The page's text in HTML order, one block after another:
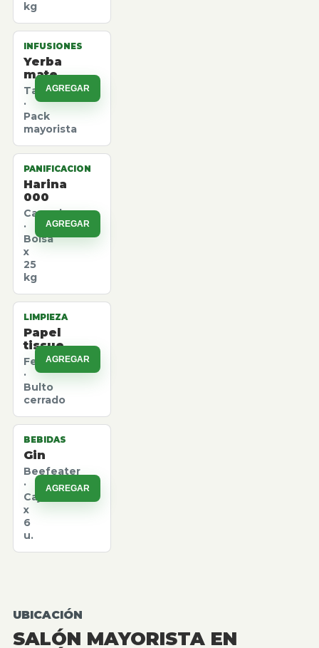
kg
INFUSIONES
Yerba
mate
Taragui
·
Pack
mayorista
AGREGAR
PANIFICACION
Harina
000
Canuelas
·
Bolsa
x
25
kg
AGREGAR
LIMPIEZA
Papel
tissue
Felpita
·
Bulto
cerrado
AGREGAR
BEBIDAS
Gin
Beefeater
·
Caja
x
6
u.
AGREGAR
UBICACIÓN
SALÓN MAYORISTA EN